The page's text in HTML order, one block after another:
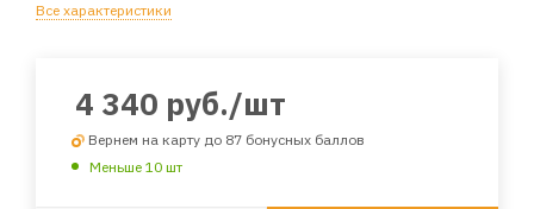
Все характеристики
4 340 руб./шт
Вернем на карту до 87 бонусных баллов
Меньше 10 шт